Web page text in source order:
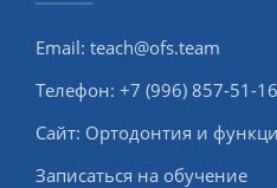
Email: teach@ofs.team
Телефон: +7 (996) 857-51-16
Сайт: Ортодонтия и
Записаться на обучение